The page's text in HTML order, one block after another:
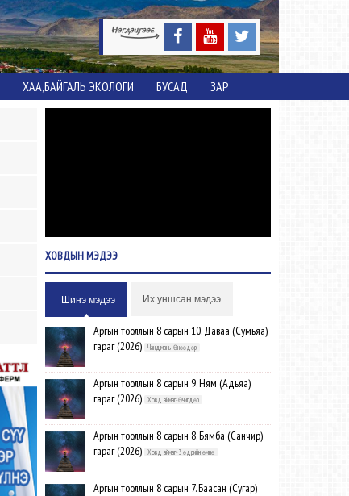
ХАА,БАЙГАЛЬ ЭКОЛОГИ БУСАД ЗАР
ХОВДЫНМЭДЭЭ
Шинэ мэдээ Их уншсан мэдээ
Аргын тооллын 8 сарын 10. Даваа (Сумьяа)
гараг (2026)
Чандмань-Өнөөдөр
Аргын тооллын 8 сарын 9. Ням (Адьяа)
гараг (2026)
Ховд аймаг-Өчигдөр
Аргын тооллын 8 сарын 8. Бямба (Санчир)
гараг (2026)
Ховд аймаг-3 өдрийн өмнө
Аргын тооллын 8 сарын 7. Баасан (Сугар)